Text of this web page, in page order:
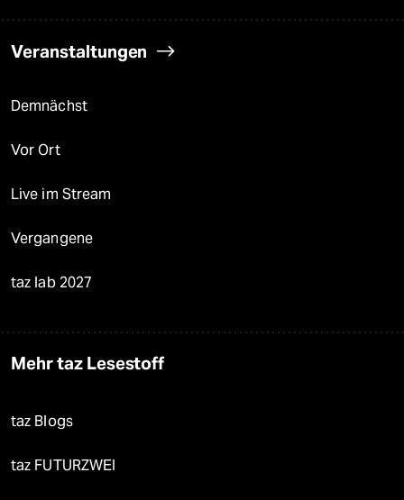
Veranstaltungen
Demnächst
Vor Ort
Live im Stream
Vergangene
taz lab 2027
Mehr taz Lesestoff
taz Blogs
taz FUTURZWEI